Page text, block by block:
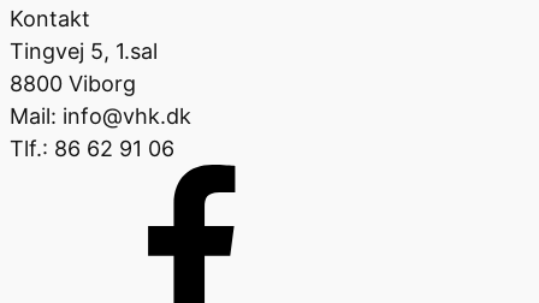
Kontakt
Tingvej 5, 1.sal
8800 Viborg
Mail: info@vhk.dk
Tlf.: 86 62 91 06